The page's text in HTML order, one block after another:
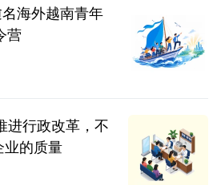
海外越南青年
营
进行政改革，不
业的质量